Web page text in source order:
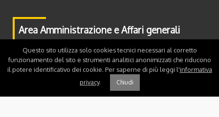
Area Amministrazione e Affari generali
Piazza Fiera, 2 - 38122 Trento
Contatti
Questo sito utilizza solo cookies tecnici necessari al corretto
funzionamento del sito e strumenti analitici anonimizzati che riducono
il potere identificativo dei cookie. Per saperne di più leggi l'informativa
privacy. Chiudi